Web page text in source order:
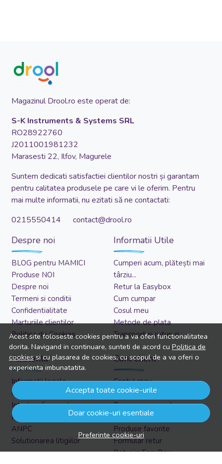
Acest site foloseste cookies pentru a va oferi functionalitatea
dorita. Navigand in continuare, sunteti de acord cu Politica de
cookiessi cu plasarea de cookies, cu scopul de a va oferi o
experienta imbunatatita.
Accepta toate cookie-urile
Doar cookie-uri esentiale
Preferinte cookie-uri
Magazinul Drool.ro este operat de:
S-K Instruments & Systems SRL
RO28922760
J2011001981232
Marasesti 22, Ilfov, Magurele
Suntem dedicati satisfactiei clientilor nostri și garantam
pentru calitatea produsele pe care vi le oferim. Pentru
mai multe informatii, nu ezitati să ne contactati:
0215550414 contact@drool.ro
Despre noi
BLOG pentru MAMICI
Produse NOI
Despre noi
Termeni si conditii
Confidentialitate
Marturiile clientilor
Politica de Cookies
Informatii Utile
Cumperi acum, plătești mai
târziu...
Retur la Easybox
Cum cumpar
Cosul meu
Metode de plata
Transport si retururi
Asistenta
Informatii legale
Contacteaza-ne
Intrebari frecvente
Harta site
ANPC
Solutionarea litigiilor
Cont client
Contul meu
Inregistrare
Recuperare parola
Istoric comenzi
Produse favorite
Formular retur
Retur in EasyBox